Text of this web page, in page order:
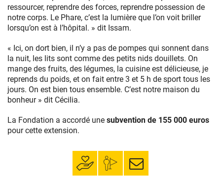
ressourcer, reprendre des forces, reprendre possession de
notre corps. Le Phare, c’est la lumière que l’on voit briller
lorsqu’on est à l’hôpital. » dit Issam.
« Ici, on dort bien, il n’y a pas de pompes qui sonnent dans
la nuit, les lits sont comme des petits nids douillets. On
mange des fruits, des légumes, la cuisine est délicieuse, je
reprends du poids, et on fait entre 3 et 5 h de sport tous les
jours. On est bien tous ensemble. C’est notre maison du
bonheur » dit Cécilia.
La Fondation a accordé une subvention de 155 000 euros
pour cette extension.
Faire un donMon espace
donateur
S’inscrire à la
newsletter